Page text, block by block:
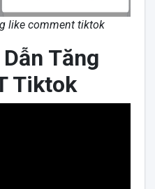
like comment tiktok
Tăng
Tiktok